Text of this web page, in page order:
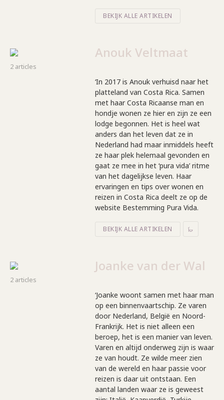
BEKIJK ALLE ARTIKELEN
Anouk Veltmaat
2 articles
‘In 2017 is Anouk verhuisd naar het
platteland van Costa Rica. Samen
met haar Costa Ricaanse man en
hondje wonen ze hier en zijn ze een
lodge begonnen. Het is heel wat
anders dan het leven dat ze in
Nederland had maar inmiddels heeft
ze haar plek helemaal gevonden en
gaat ze mee in het ‘pura vida’ ritme
van het dagelijkse leven. Haar
ervaringen en tips over wonen en
reizen in Costa Rica deelt ze op de
website Bestemming Pura Vida.
BEKIJK ALLE ARTIKELEN
Joanke van der Wal
2 articles
‘Joanke woont samen met haar man
op een binnenvaartschip. Ze varen
door Nederland, België en Noord-
Frankrijk. Het is niet alleen een
beroep, het is een manier van leven.
Varen en altijd onderweg zijn is waar
ze van houdt. Ze wilde meer zien
van de wereld en haar passie voor
reizen is daar uit ontstaan. Een
aantal landen waar ze is geweest